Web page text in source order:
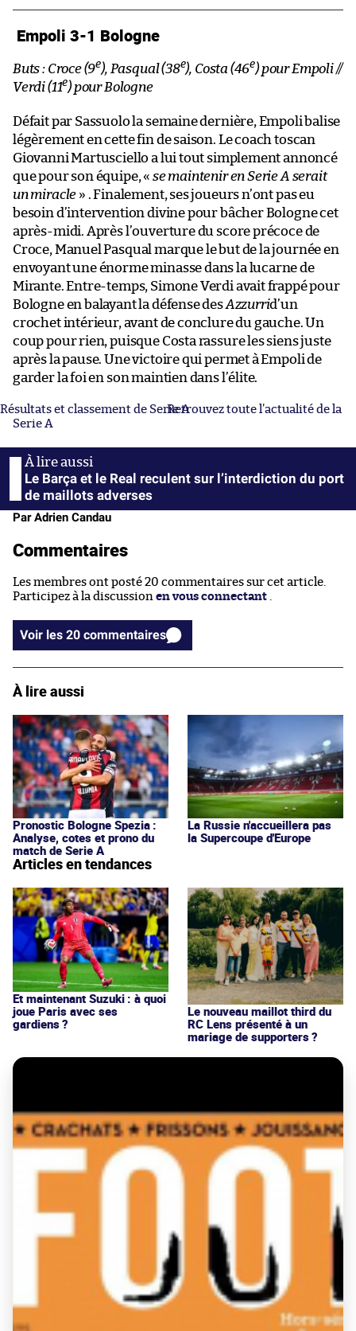
Empoli 3-1 Bologne
Buts : Croce (9e), Pasqual (38e), Costa (46e) pour Empoli //
Verdi (11e) pour Bologne
Défait par Sassuolo la semaine dernière, Empoli balise
légèrement en cette fin de saison. Le coach toscan
Giovanni Martusciello a lui tout simplement annoncé
que pour son équipe, « se maintenir en Serie A serait
un miracle » . Finalement, ses joueurs n’ont pas eu
besoin d’intervention divine pour bâcher Bologne cet
après-midi. Après l’ouverture du score précoce de
Croce, Manuel Pasqual marque le but de la journée en
envoyant une énorme minasse dans la lucarne de
Mirante. Entre-temps, Simone Verdi avait frappé pour
Bologne en balayant la défense desAzzurrid’un
crochet intérieur, avant de conclure du gauche. Un
coup pour rien, puisque Costa rassure les siens juste
après la pause. Une victoire qui permet à Empoli de
garder la foi en son maintien dans l’élite.
Résultats et classement de Serie ARetrouvez toute l’actualité de la
Serie A
Le Barça et le Real reculent sur l’interdiction du port
de maillots adverses
Par Adrien Candau
Commentaires
Les membres ont posté 20 commentaires sur cet article.
Participez à la discussion en vous connectant .
Voir les 20 commentaires
À lire aussi
Pronostic Bologne Spezia :
Analyse, cotes et prono du
match de Serie A
La Russie n'accueillera pas
la Supercoupe d'Europe
Articles en tendances
Et maintenant Suzuki : à quoi
joue Paris avec ses
gardiens ?
Le nouveau maillot third du
RC Lens présenté à un
mariage de supporters ?